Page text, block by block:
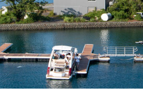
海遊び情報
レンタルボート
ボート販売
ボート保管業務
船舶免許